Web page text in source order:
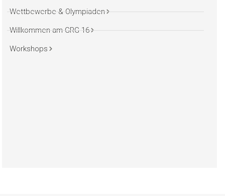
Wettbewerbe & Olympiaden
Willkommen am GRG 16
Workshops